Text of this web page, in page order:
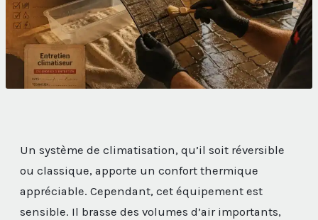
Un système de climatisation, qu’il soit réversible
ou classique, apporte un confort thermique
appréciable. Cependant, cet équipement est
sensible. Il brasse des volumes d’air importants,